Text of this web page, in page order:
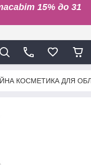
15% до 31
КОСМЕТИКА ДЛЯ